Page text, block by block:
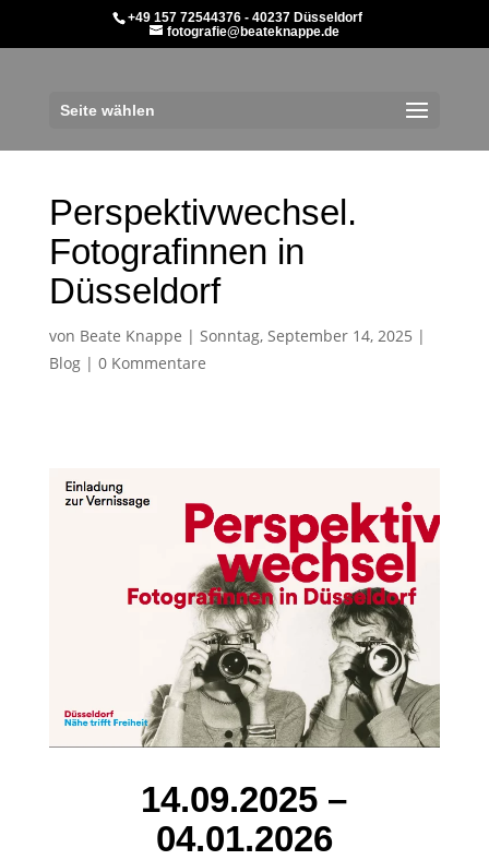
+49 157 72544376 - 40237 Düsseldorf
fotografie@beateknappe.de
Seite wählen
Perspektivwechsel.
Fotografinnen in
Düsseldorf
von Beate Knappe | Sonntag, September 14, 2025 |
Blog| 0 Kommentare
14.09.2025 –
04.01.2026